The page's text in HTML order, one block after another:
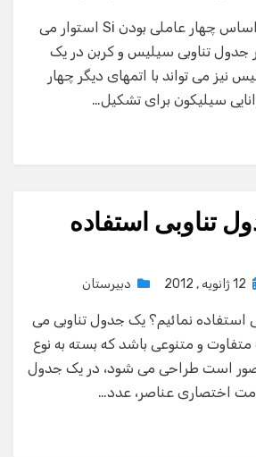
شیمی سیلیکونها بر اساس چهار عاملی بودن Si استوار می
جدول تناوبی سیلیس و کربن در یک
نیز می تواند با اتمهای دیگر چهار
سیلیکون برای تشکیل…
تناوبی استفاده
12 ژانویه , 2012 دبیرستان
استفاده نمائیم؟ یک جدول تناوبی می
و متنوعی باشد که بسته به نوع
است طراحی می شود، در یک جدول
اختصاری عناصر، عدد…